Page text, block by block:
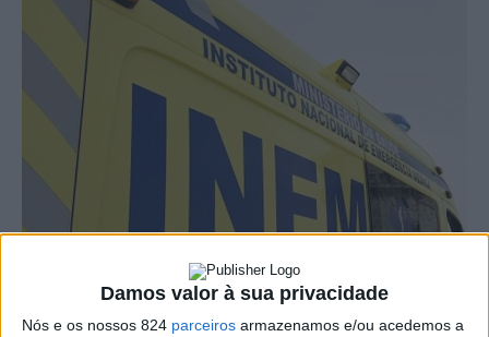
Damos valor à sua privacidade
Nós e os nossos 824 parceiros armazenamos e/ou acedemos a
Um homem de nacionalidade Colombiana foi transportado